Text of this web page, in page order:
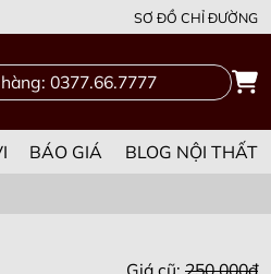
SƠ ĐỒ CHỈ ĐƯỜNG
BÁO GIÁ BLOG NỘI THẤT
0377.66.7777
Giá cũ: 250.000đ